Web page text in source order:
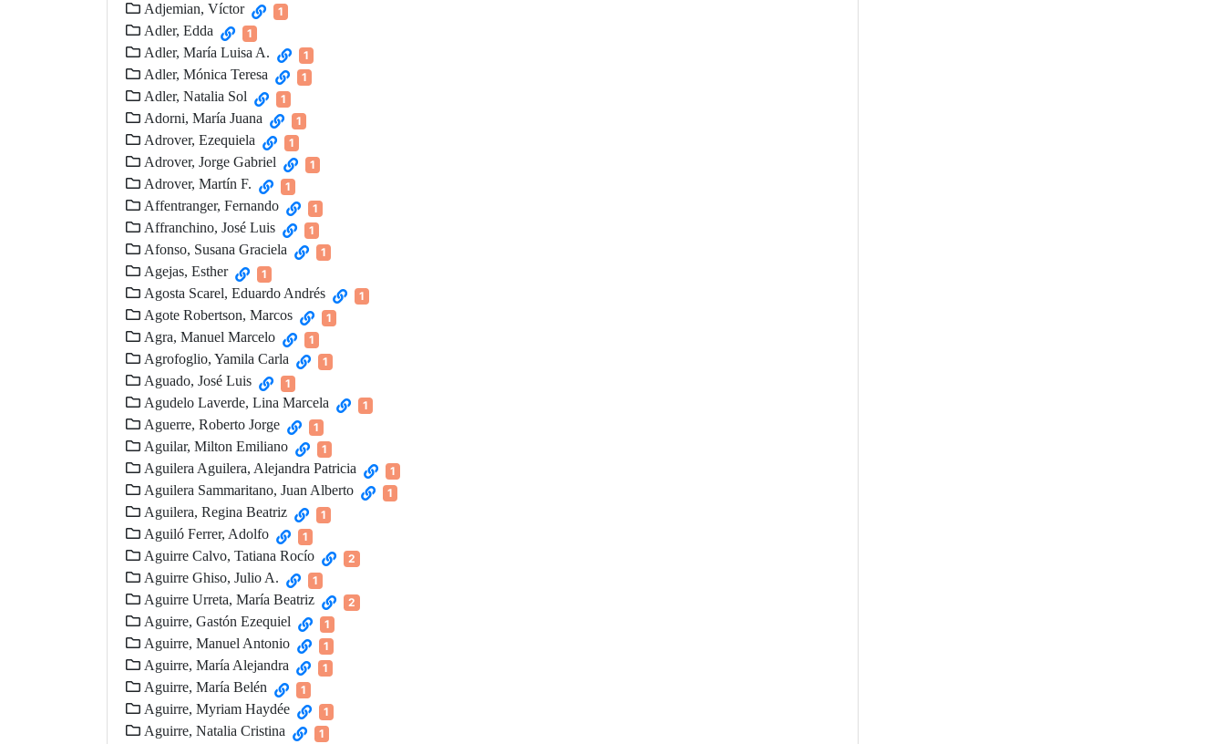
Adjemian, Víctor 1
Adler, Edda 1
Adler, María Luisa A. 1
Adler, Mónica Teresa 1
Adler, Natalia Sol 1
Adorni, María Juana 1
Adrover, Ezequiela 1
Adrover, Jorge Gabriel 1
Adrover, Martín F. 1
Affentranger, Fernando 1
Affranchino, José Luis 1
Afonso, Susana Graciela 1
Agejas, Esther 1
Agosta Scarel, Eduardo Andrés 1
Agote Robertson, Marcos 1
Agra, Manuel Marcelo 1
Agrofoglio, Yamila Carla 1
Aguado, José Luis 1
Agudelo Laverde, Lina Marcela 1
Aguerre, Roberto Jorge 1
Aguilar, Milton Emiliano 1
Aguilera Aguilera, Alejandra Patricia 1
Aguilera Sammaritano, Juan Alberto 1
Aguilera, Regina Beatriz 1
Aguiló Ferrer, Adolfo 1
Aguirre Calvo, Tatiana Rocío 2
Aguirre Ghiso, Julio A. 1
Aguirre Urreta, María Beatriz 2
Aguirre, Gastón Ezequiel 1
Aguirre, Manuel Antonio 1
Aguirre, María Alejandra 1
Aguirre, María Belén 1
Aguirre, Myriam Haydée 1
Aguirre, Natalia Cristina 1